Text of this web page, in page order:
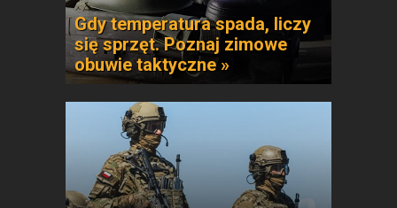
Gdy temperatura spada, liczy
się sprzęt. Poznaj zimowe
obuwie taktyczne »